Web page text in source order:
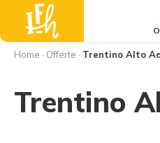
Home · Offerte · Trentino Alto
Trentino